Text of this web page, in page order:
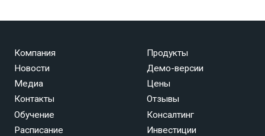
Компания
Новости
Медиа
Контакты
Продукты
Демо-версии
Цены
Отзывы
Обучение
Расписание
Консалтинг
Инвестиции